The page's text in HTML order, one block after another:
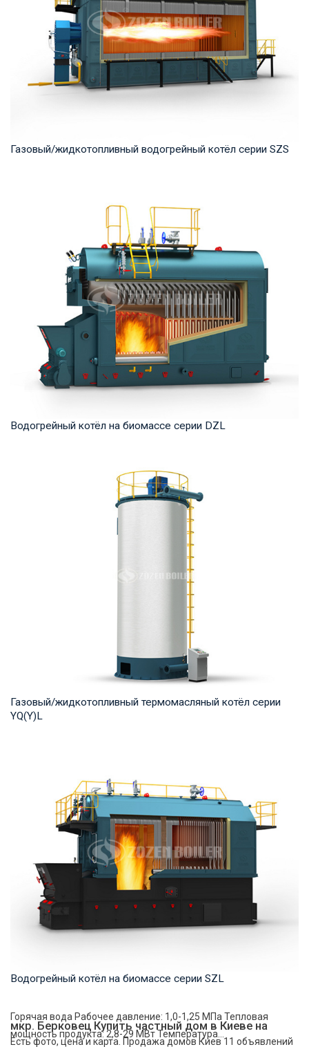
Газовый/жидкотопливный водогрейный котёл серии SZS
мощность продукта: 7-70 МВт Температура на...
Водогрейный котёл на биомассе серии DZL
мощность продукта: 1,4-14 МВт Температура ...
Газовый/жидкотопливный термомасляный котёл серии
YQ(Y)L
Водогрейный котёл на биомассе серии SZL
Горячая вода Рабочее давление: 1,0-1,25 МПа Тепловая
мощность продукта: 2,8-29 МВт Температура...
мкр. Берковец Купить частный дом в Киеве на
Есть фото, цена и карта. Продажа домов Киев 11 объявлений